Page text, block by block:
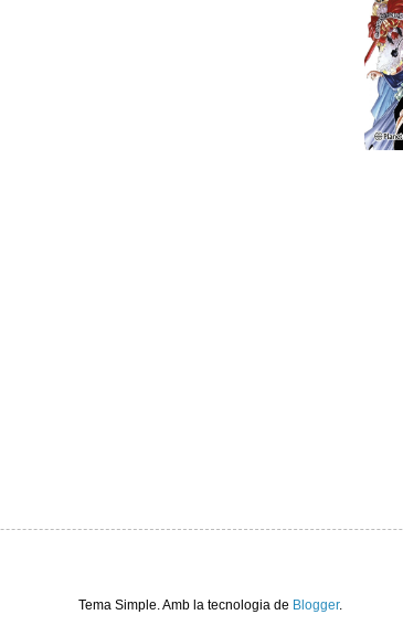
Tema Simple. Amb la tecnologia de Blogger.